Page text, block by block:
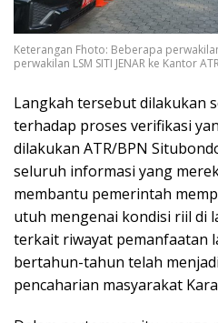
Keterangan Fhoto: Beberapa
perwakilan LSM SITI JENAR ke Kantor
Langkah tersebut dilakukan
terhadap proses verifikasi
dilakukan ATR/BPN
seluruh informasi yang
membantu pemerintah
utuh mengenai kondisi riil di
terkait riwayat pemanfaatan
bertahun-tahun telah
pencaharian masyarakat